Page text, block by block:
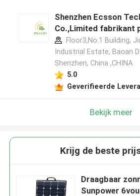
Shenzhen Ecsson
Co.,Limited fabrikant
Floor3,No.1 Building,
Industrial Estate, Baoan
Shenzhen, China ,CHINA
5.0
Geverifieerde
Bekijk meer
Krijg de beste
Draagbaar
Sunpower